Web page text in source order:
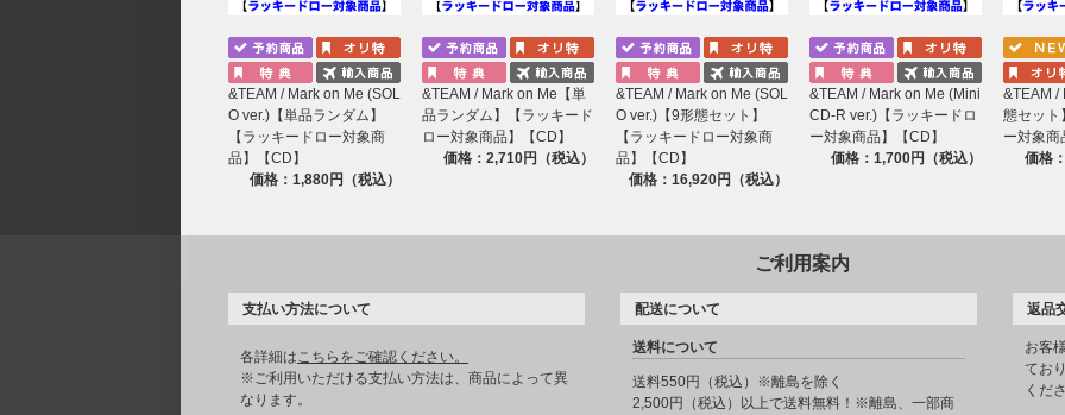
&TEAM / Mark on Me (SOL
O ver.)【単品ランダム】
【ラッキードロー対象商
品】【CD】
価格：1,880円（税込）
&TEAM / Mark on Me【単
品ランダム】【ラッキード
ロー対象商品】【CD】
価格：2,710円（税込）
&TEAM / Mark on Me (SOL
O ver.)【9形態セット】
【ラッキードロー対象商
品】【CD】
価格：16,920円（税込）
&TEAM / Mark on Me (Mini
CD-R ver.)【ラッキードロ
ー対象商品】【CD】
価格：1,700円（税込）
&TEAM /
態セット
ー対象商
価格
ご利用案内
支払い方法について
各詳細はこちらをご確認ください。
※ご利用いただける支払い方法は、商品によって異
なります。
配送について
送料について
送料550円（税込）※離島を除く
2,500円（税込）以上で送料無料！※離島、一部商
返品
お客
てお
くだ